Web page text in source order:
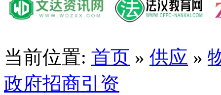
当前位置: 首页 » 供应 »
政府招商引资